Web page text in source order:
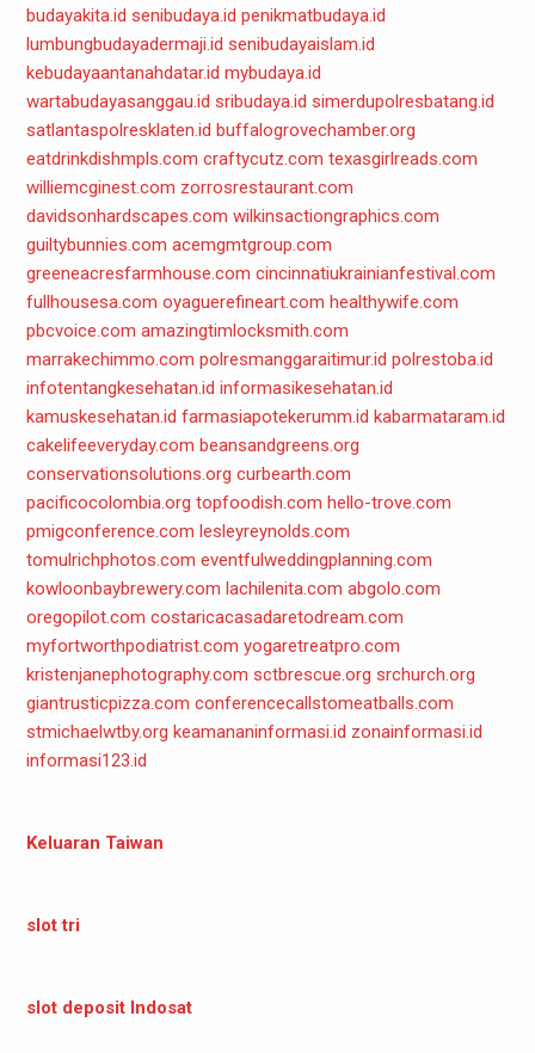
budayakita.id senibudaya.id penikmatbudaya.id
lumbungbudayadermaji.id senibudayaislam.id
kebudayaantanahdatar.id mybudaya.id
wartabudayasanggau.id sribudaya.id simerdupolresbatang.id
satlantaspolresklaten.id buffalogrovechamber.org
eatdrinkdishmpls.com craftycutz.com texasgirlreads.com
williemcginest.com zorrosrestaurant.com
davidsonhardscapes.com wilkinsactiongraphics.com
guiltybunnies.com acemgmtgroup.com
greeneacresfarmhouse.com cincinnatiukrainianfestival.com
fullhousesa.com oyaguerefineart.com healthywife.com
pbcvoice.com amazingtimlocksmith.com
marrakechimmo.com polresmanggaraitimur.id polrestoba.id
infotentangkesehatan.id informasikesehatan.id
kamuskesehatan.id farmasiapotekerumm.id kabarmataram.id
cakelifeeveryday.com beansandgreens.org
conservationsolutions.org curbearth.com
pacificocolombia.org topfoodish.com hello-trove.com
pmigconference.com lesleyreynolds.com
tomulrichphotos.com eventfulweddingplanning.com
kowloonbaybrewery.com lachilenita.com abgolo.com
oregopilot.com costaricacasadaretodream.com
myfortworthpodiatrist.com yogaretreatpro.com
kristenjanephotography.com sctbrescue.org srchurch.org
giantrusticpizza.com conferencecallstomeatballs.com
stmichaelwtby.org keamananinformasi.id zonainformasi.id
informasi123.id
Keluaran Taiwan
slot tri
slot deposit Indosat